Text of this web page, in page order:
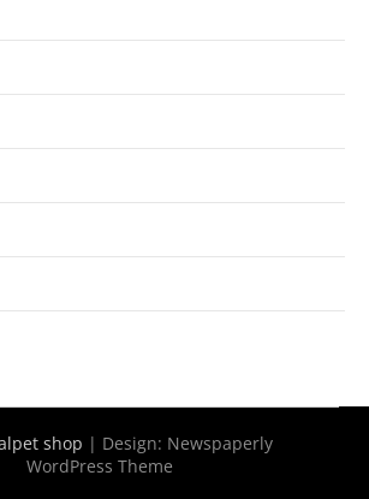
shop | Design: Newspaperly
WordPress Theme